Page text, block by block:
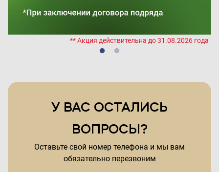
** Акция действительна до 31.08.2026 года
У ВАС ОСТАЛИСЬ
ВОПРОСЫ?
Оставьте свой номер телефона и мы вам
обязательно перезвоним